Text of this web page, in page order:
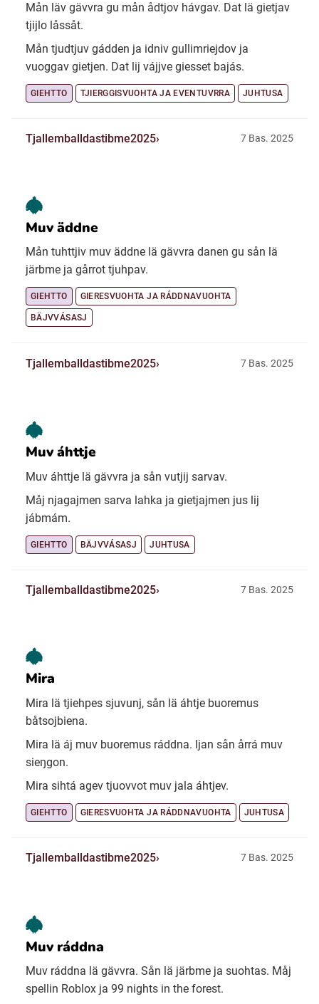
Mån läv gävvra gu mån ådtjov hávgav. Dat lä gietjav
tjijlo låssåt.
Mån tjudtjuv gádden ja idniv gullimriejdov ja
vuoggav gietjen. Dat lij vájjve giesset bajás.
GIEHTTO TJIERGGISVUOHTA JA EVENTUVRRA JUHTUSA
Tjallemballdastibme2025 7 Bas. 2025
Muv äddne
Mån tuhttjiv muv äddne lä gävvra danen gu sån lä
järbme ja gårrot tjuhpav.
GIEHTTO GIERESVUOHTA JA RÁDDNAVUOHTA
BÄJVVÁSASJ
Tjallemballdastibme2025 7 Bas. 2025
Muv áhttje
Muv áhttje lä gävvra ja sån vutjij sarvav.
Måj njagajmen sarva lahka ja gietjajmen jus lij
jábmám.
GIEHTTO BÄJVVÁSASJ JUHTUSA
Tjallemballdastibme2025 7 Bas. 2025
Mira
Mira lä tjiehpes sjuvunj, sån lä áhtje buoremus
båtsojbiena.
Mira lä áj muv buoremus ráddna. Ijan sån årrá muv
sieŋgon.
Mira sihtá agev tjuovvot muv jala áhtjev.
GIEHTTO GIERESVUOHTA JA RÁDDNAVUOHTA JUHTUSA
Tjallemballdastibme2025 7 Bas. 2025
Muv ráddna
Muv ráddna lä gävvra. Sån lä järbme ja suohtas. Måj
spellin Roblox ja 99 nights in the forest.